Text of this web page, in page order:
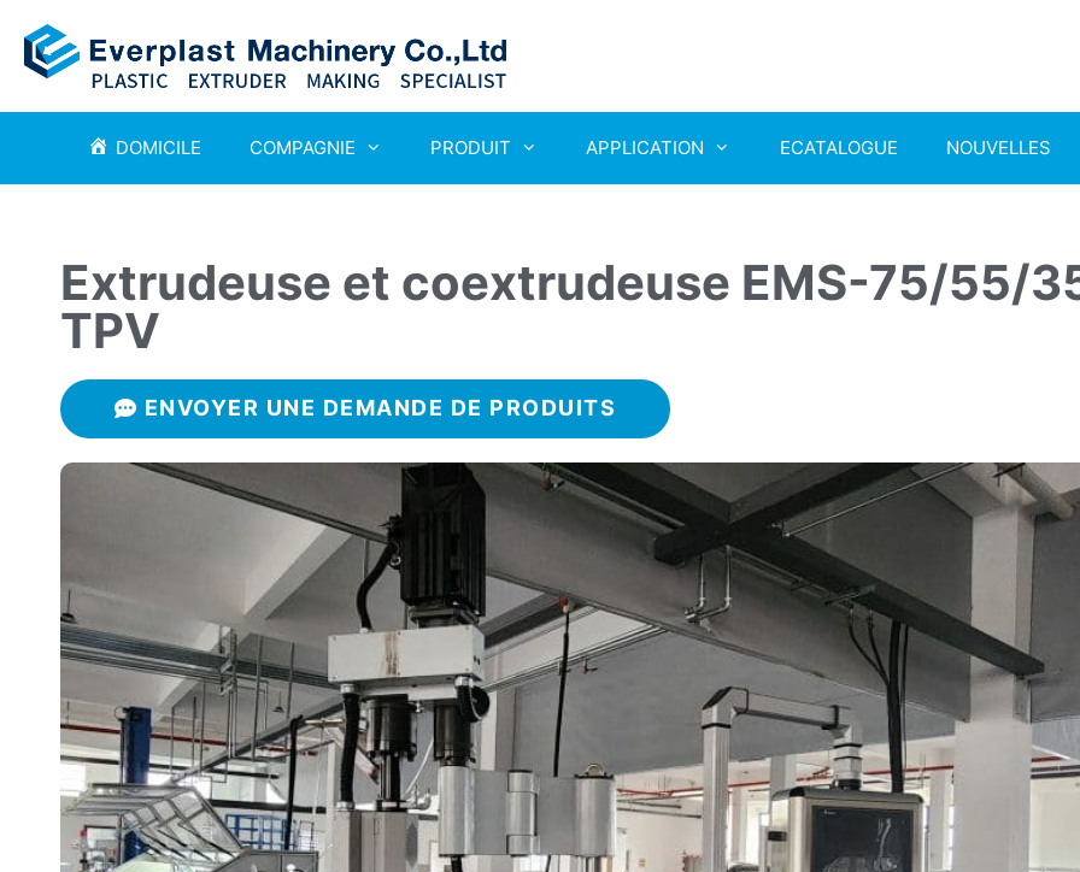
DOMICILE COMPAGNIE PRODUIT APPLICATION ECATALOGUE NOUVELLES
Extrudeuse et coextrudeuse EMS-75/55/
TPV
ENVOYER UNE DEMANDE DE PRODUITS